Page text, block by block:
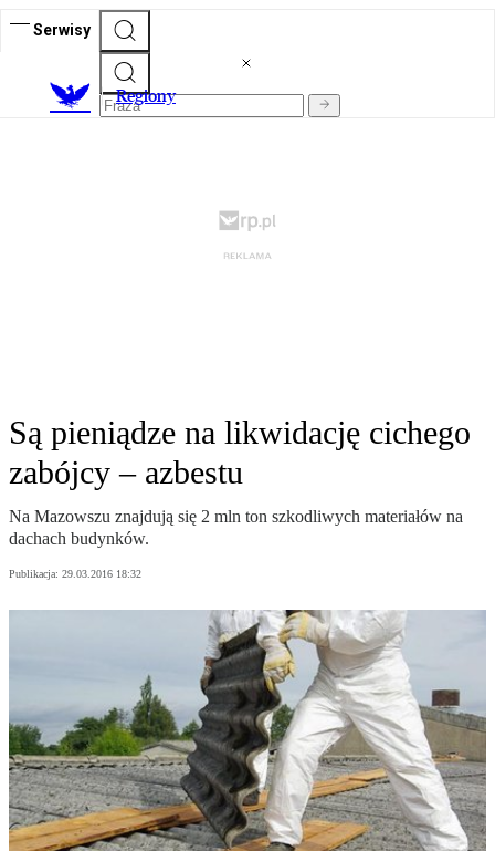
Serwisy
Regiony
Są pieniądze na likwidację cichego
zabójcy – azbestu
Na Mazowszu znajdują się 2 mln ton szkodliwych materiałów na
dachach budynków.
Publikacja: 29.03.2016 18:32